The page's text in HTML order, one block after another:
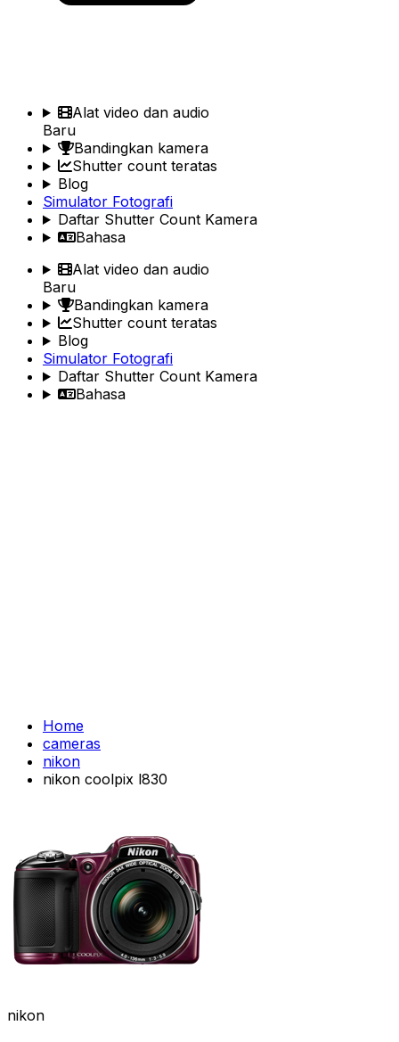
Alat video dan audio
Baru
Bandingkan kamera
Shutter count teratas
Blog
Simulator Fotografi
Daftar Shutter Count Kamera
Bahasa
Alat video dan audio
Baru
Bandingkan kamera
Shutter count teratas
Blog
Simulator Fotografi
Daftar Shutter Count Kamera
Bahasa
Home
cameras
nikon
nikon coolpix l830
nikon